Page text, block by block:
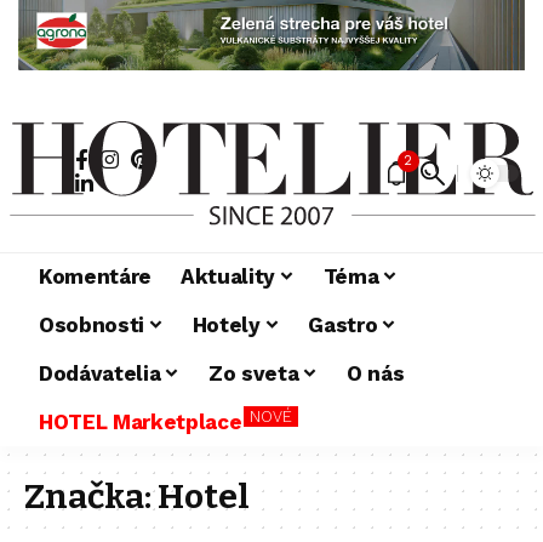
2
Komentáre Aktuality
Téma
Osobnosti
Hotely
Gastro
Dodávatelia
Zo sveta
O nás
HOTEL Marketplace NOVÉ
Značka:Hotel